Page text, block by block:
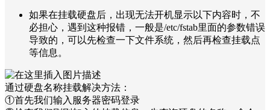
如果在挂载硬盘后，出现无法开机显示以下内容时，不
必担心，遇到这种报错，一般是/etc/fstab里面的参数错误
导致的，可以先检查一下文件系统，然后再检查挂载点
等信息。
通过硬盘名称挂载解决方法：
①首先我们输入服务器密码登录